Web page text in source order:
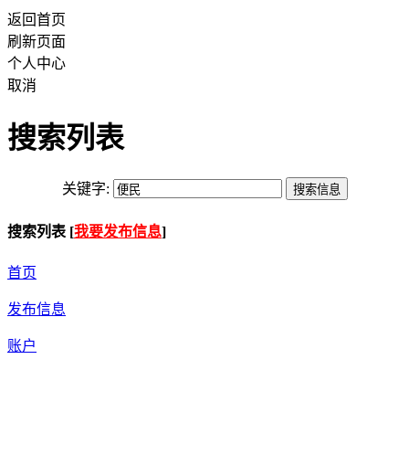
返回首页
刷新页面
个人中心
取消
搜索列表
关键字:
搜索列表 [我要发布信息]
首页
发布信息
账户